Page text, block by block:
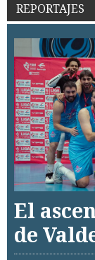
REPORTAJES
El
de